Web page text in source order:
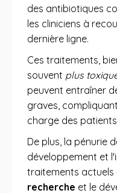
des antibiotiques
les cliniciens à
dernière ligne.
Ces traitements,
souvent plus
peuvent entraîner
graves,
charge des
De plus, la pénurie
développement et
traitements actuels
recherche et le